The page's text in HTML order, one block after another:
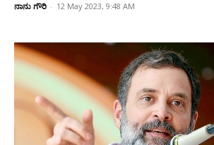
ನಾನು ಗೌರಿ - 12 May 2023, 9:48 AM